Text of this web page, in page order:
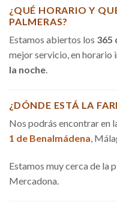
¿QUÉ HORARIO Y
PALMERAS?
Estamos abiertos los 365
mejor servicio, en horario
la noche.
¿DÓNDE ESTÁ LA
Nos podrás encontrar en
1 de Benalmádena,
Estamos muy cerca de la
Mercadona.